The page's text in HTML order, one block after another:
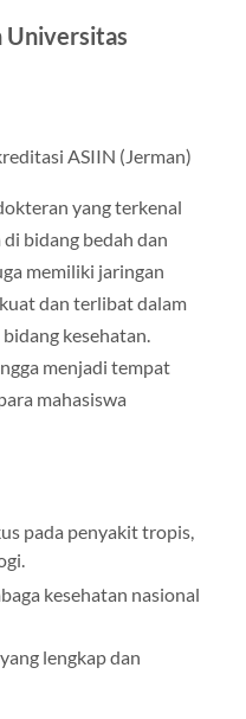
Universitas
ASIIN (Jerman)
yang terkenal
bidang bedah dan
memiliki jaringan
dan terlibat dalam
kesehatan.
menjadi tempat
mahasiswa
pada penyakit tropis,
kesehatan nasional
lengkap dan